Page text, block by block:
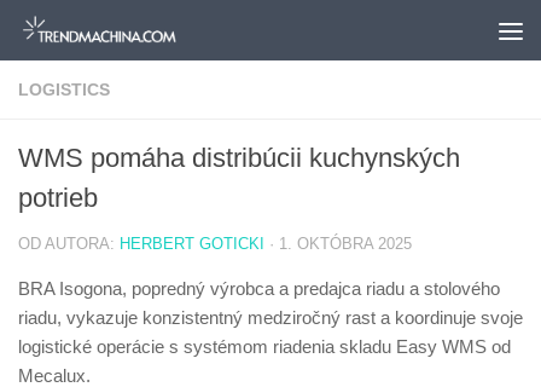
Preskočiť na obsah
LOGISTICS
WMS pomáha distribúcii kuchynských
potrieb
OD AUTORA: HERBERT GOTICKI · 1. OKTÓBRA 2025
BRA Isogona, popredný výrobca a predajca riadu a stolového
riadu, vykazuje konzistentný medziročný rast a koordinuje svoje
logistické operácie s systémom riadenia skladu Easy WMS od
Mecalux.